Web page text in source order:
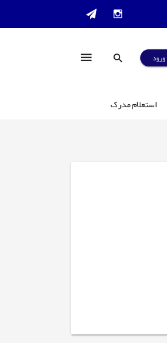
ورود
استعلام مدرک